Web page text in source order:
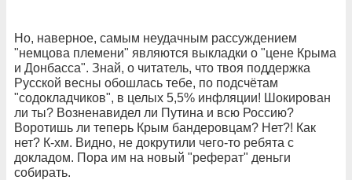
Но, наверное, самым неудачным рассуждением
"немцова племени" являются выкладки о "цене Крыма
и Донбасса". Знай, о читатель, что твоя поддержка
Русской весны обошлась тебе, по подсчётам
"содокладчиков", в целых 5,5% инфляции! Шокирован
ли ты? Возненавидел ли Путина и всю Россию?
Воротишь ли теперь Крым бандеровцам? Нет?! Как
нет? К-хм. Видно, не докрутили чего-то ребята с
докладом. Пора им на новый "реферат" деньги
собирать.